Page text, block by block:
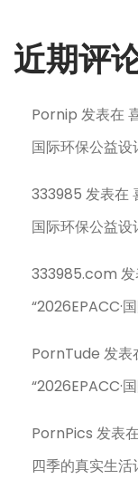
近期评
Pornip 发表在
国际环保公益设
333985 发表在
国际环保公益设
333985.com
“2026EPACC·
PornTude 发表
“2026EPACC·
PornPics 发表
四季的真实生活